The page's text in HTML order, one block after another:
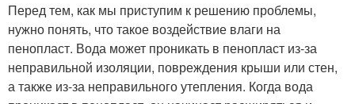
Перед тем, как мы приступим к решению проблемы,
нужно понять, что такое воздействие влаги на
пенопласт. Вода может проникать в пенопласт из-за
неправильной изоляции, повреждения крыши или стен,
а также из-за неправильного утепления. Когда вода